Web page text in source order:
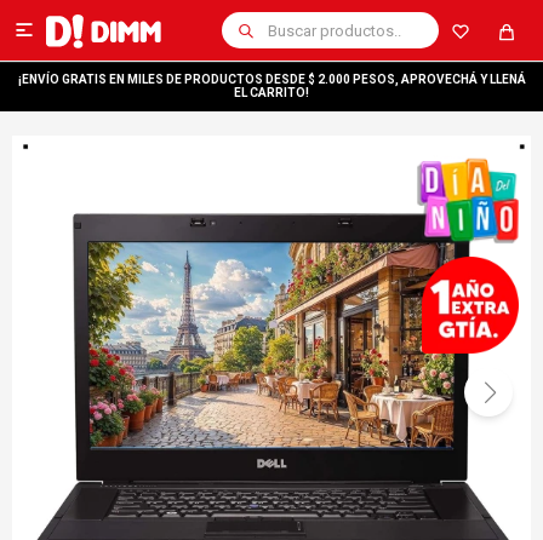

¡ENVÍO GRATIS EN MILES DE PRODUCTOS DESDE $ 2.000 PESOS, APROVECHÁ Y LLENÁ
EL CARRITO!